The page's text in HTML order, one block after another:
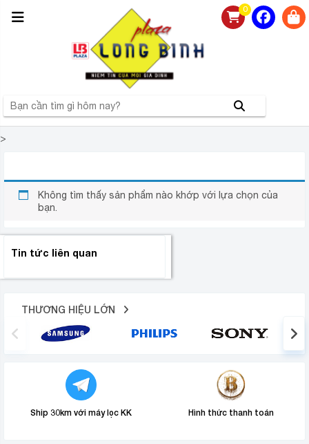
0
>
Không tìm thấy sản phẩm nào khớp với lựa chọn của
bạn.
Tin tức liên quan
THƯƠNG HIỆU LỚN
Ship 30km với máy lọc KK Hình thức thanh toán